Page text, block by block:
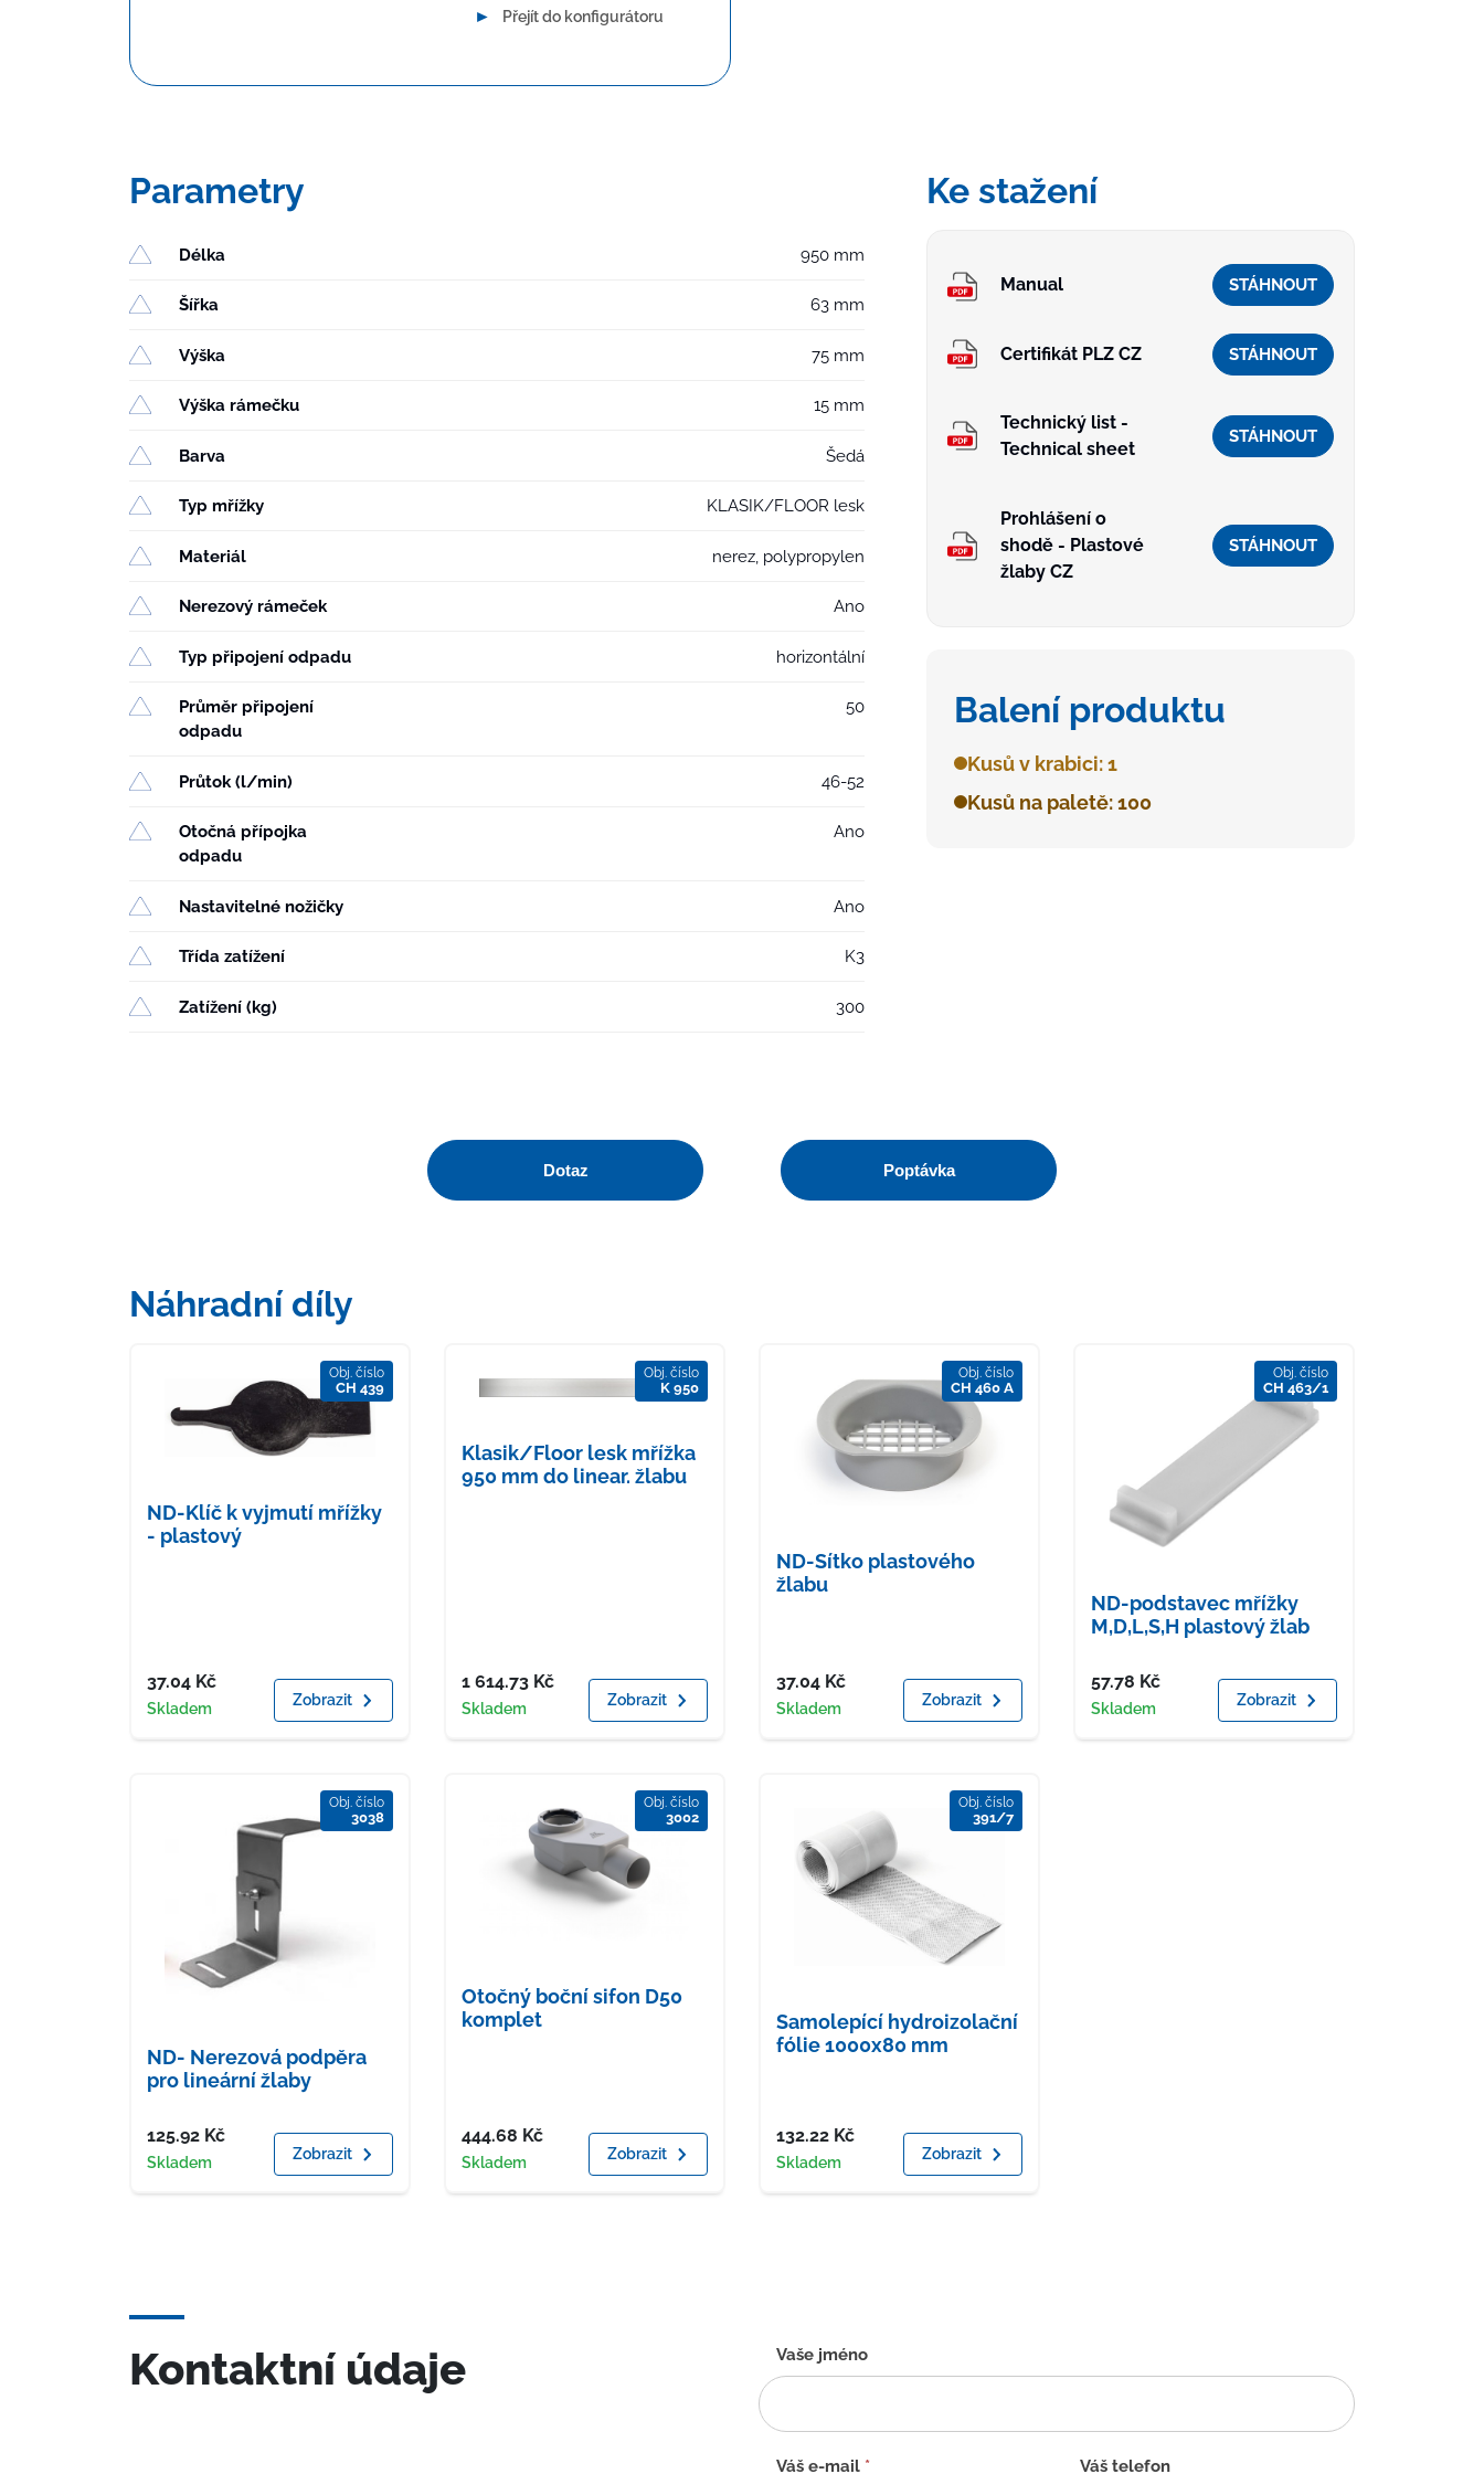
► Přejít do konfigurátoru
Parametry
Délka 950 mm
Šířka 63 mm
Výška 75 mm
Výška rámečku 15 mm
Barva Šedá
Typ mřížky KLASIK/FLOOR lesk
Materiál nerez, polypropylen
Nerezový rámeček Ano
Typ připojení odpadu horizontální
Průměr připojení
odpadu
50
Průtok (l/min) 46-52
Otočná přípojka
odpadu
Ano
Nastavitelné nožičky Ano
Třída zatížení K3
Zatížení (kg) 300
Ke stažení
Manual STÁHNOUT
Certifikát PLZ CZ STÁHNOUT
Technický list -
Technical sheet
STÁHNOUT
Prohlášení o
shodě - Plastové
žlaby CZ
STÁHNOUT
Balení produktu
Kusů v krabici: 1
Kusů na paletě: 100
Dotaz Poptávka
Náhradní díly
Obj. číslo
CH 439
ND-Klíč k vyjmutí mřížky
- plastový
Cena
37.04 Kč
Dostupnost
Skladem Zobrazit
Obj. číslo
K 950
Klasik/Floor lesk mřížka
950 mm do linear. žlabu
Cena
1 614.73 Kč
Dostupnost
Skladem Zobrazit
Obj. číslo
CH 460 A
ND-Sítko plastového
žlabu
Cena
37.04 Kč
Dostupnost
Skladem Zobrazit
Obj. číslo
CH 463/1
ND-podstavec mřížky
M,D,L,S,H plastový žlab
Cena
57.78 Kč
Dostupnost
Skladem Zobrazit
Obj. číslo
3038
ND- Nerezová podpěra
pro lineární žlaby
Cena
125.92 Kč
Dostupnost
Skladem Zobrazit
Obj. číslo
3002
Otočný boční sifon D50
komplet
Cena
444.68 Kč
Dostupnost
Skladem Zobrazit
Obj. číslo
391/7
Samolepící hydroizolační
fólie 1000x80 mm
Cena
132.22 Kč
Dostupnost
Skladem Zobrazit
Kontaktní údaje
Kontaktní
formulář
-
CZ
Vaše jméno
Váš e-mail * Váš telefon